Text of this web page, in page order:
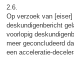
2.6.
Op verzoek van
deskundigenbericht
voorlopig
meer geconcludeerd
een acceleratie-